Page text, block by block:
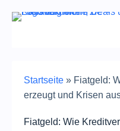
Zum
Startseite » Fiatgeld:
erzeugt und Krisen
Fiatgeld: Wie